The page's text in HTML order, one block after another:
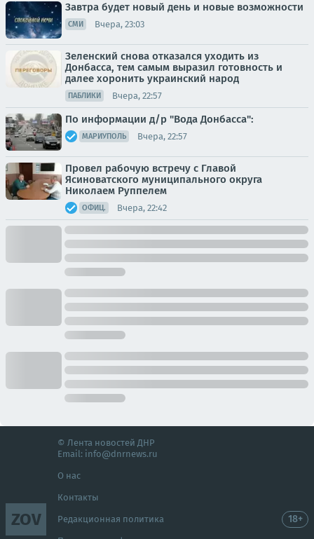
Завтра будет новый день и новые возможности
СМИ Вчера, 23:03
Зеленский снова отказался уходить из
Донбасса, тем самым выразил готовность и
далее хоронить украинский народ
ПАБЛИКИ Вчера, 22:57
По информации д/р "Вода Донбасса":
МАРИУПОЛЬ Вчера, 22:57
Провел рабочую встречу с Главой
Ясиноватского муниципального округа
Николаем Руппелем
ОФИЦ. Вчера, 22:42
ZOV
© Лента новостей ДНР
Email: info@dnrnews.ru
О нас
Контакты
Редакционная политика 18+